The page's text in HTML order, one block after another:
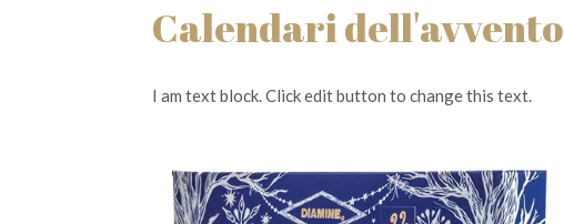
Calendari dell'avvento
I am text block. Click edit button to change this text.